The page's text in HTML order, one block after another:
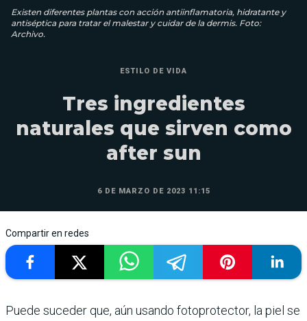
Existen diferentes plantas con acción antiinflamatoria, hidratante y
antiséptica para tratar el malestar y cuidar de la dermis. Foto:
Archivo.
ESTILO DE VIDA
Tres ingredientes
naturales que sirven como
after sun
6 DE MARZO DE 2023 11:15
Compartir en redes
Puede suceder que, aún usando fotoprotector, la piel se